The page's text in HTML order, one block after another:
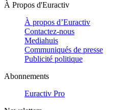
À Propos d'Euractiv
À propos d’Euractiv
Contactez-nous
Mediahuis
Communiqués de presse
Publicité politique
Abonnements
Euractiv Pro